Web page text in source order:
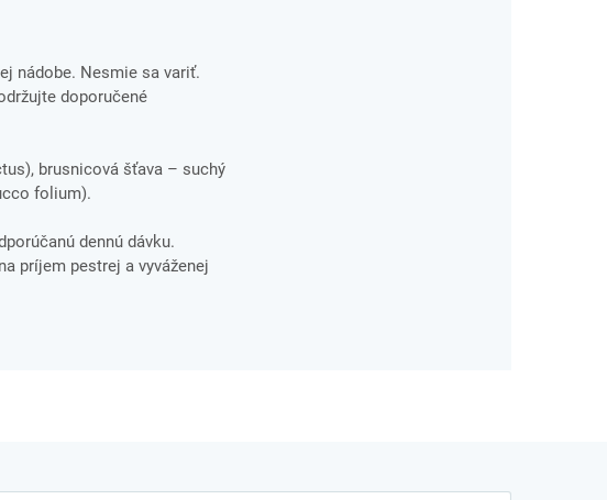
nádobe. Nesmie sa variť.
doporučené
brusnicová šťava – suchý
folium).
dennú dávku.
príjem pestrej a vyváženej